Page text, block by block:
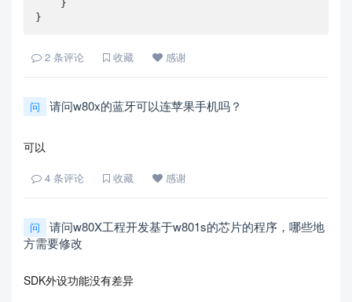
}
2 条评论 收藏 感谢
问 请问w80x的蓝牙可以连苹果手机吗？
可以
4 条评论 收藏 感谢
问
请问w80X工程开发基于w801s的芯片的程序，哪些地
方需要修改
SDK外设功能没有差异